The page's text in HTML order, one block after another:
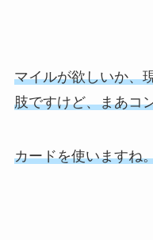
マイルが欲しいか、
肢ですけど、まあコ
カードを使いますね